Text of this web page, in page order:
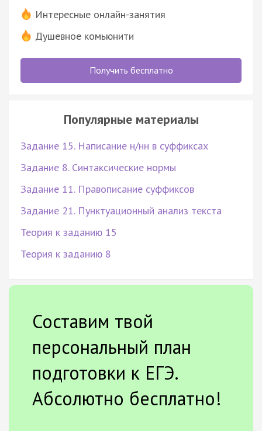
Интересные онлайн-занятия
Душевное комьюнити
Получить бесплатно
Популярные материалы
Задание 15. Написание н/нн в суффиксах
Задание 8. Синтаксические нормы
Задание 11. Правописание суффиксов
Задание 21. Пунктуационный анализ текста
Теория к заданию 15
Теория к заданию 8
Составим твой
персональный план
подготовки к ЕГЭ.
Абсолютно бесплатно!